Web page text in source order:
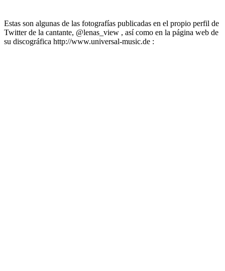
Estas son algunas de las fotografías publicadas en el propio perfil de
Twitter de la cantante, @lenas_view , así como en la página web de
su discográfica http://www.universal-music.de :